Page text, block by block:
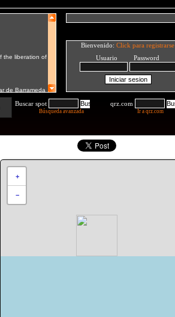
Bienvenido: Click para registrarse
Usuario Password
Buscar spot
Búsqueda avanzada
qrz.com
Ir a qrz.com
+
−